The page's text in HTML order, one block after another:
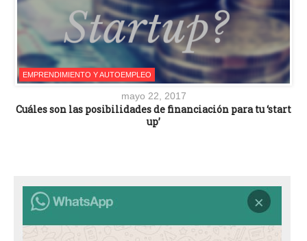
EMPRENDIMIENTO Y AUTOEMPLEO
mayo 22, 2017
Cuáles son las posibilidades de financiación para tu ‘start
up’